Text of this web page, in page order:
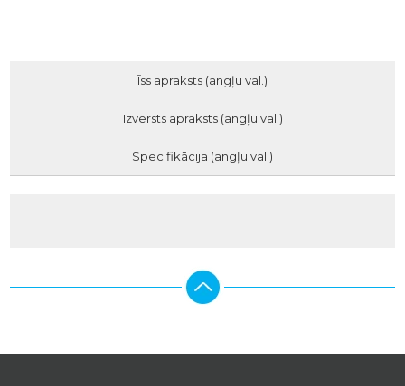
Īss apraksts (angļu val.)
Izvērsts apraksts (angļu val.)
Specifikācija (angļu val.)